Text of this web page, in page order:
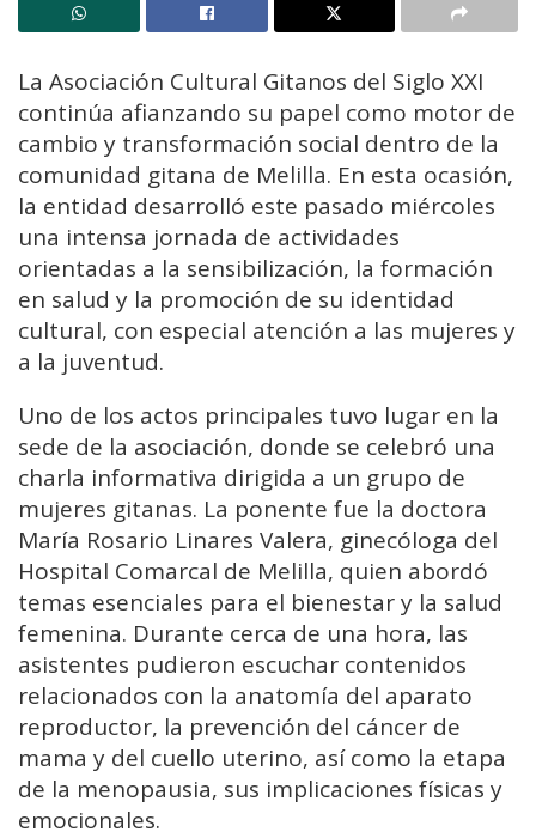
La Asociación Cultural Gitanos del Siglo XXI
continúa afianzando su papel como motor de
cambio y transformación social dentro de la
comunidad gitana de Melilla. En esta ocasión,
la entidad desarrolló este pasado miércoles
una intensa jornada de actividades
orientadas a la sensibilización, la formación
en salud y la promoción de su identidad
cultural, con especial atención a las mujeres y
a la juventud.
Uno de los actos principales tuvo lugar en la
sede de la asociación, donde se celebró una
charla informativa dirigida a un grupo de
mujeres gitanas. La ponente fue la doctora
María Rosario Linares Valera, ginecóloga del
Hospital Comarcal de Melilla, quien abordó
temas esenciales para el bienestar y la salud
femenina. Durante cerca de una hora, las
asistentes pudieron escuchar contenidos
relacionados con la anatomía del aparato
reproductor, la prevención del cáncer de
mama y del cuello uterino, así como la etapa
de la menopausia, sus implicaciones físicas y
emocionales.